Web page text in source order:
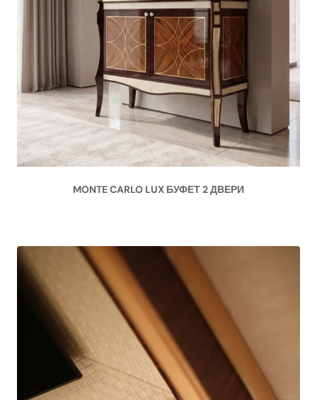
MONTE CARLO LUX БУФЕТ 2 ДВЕРИ